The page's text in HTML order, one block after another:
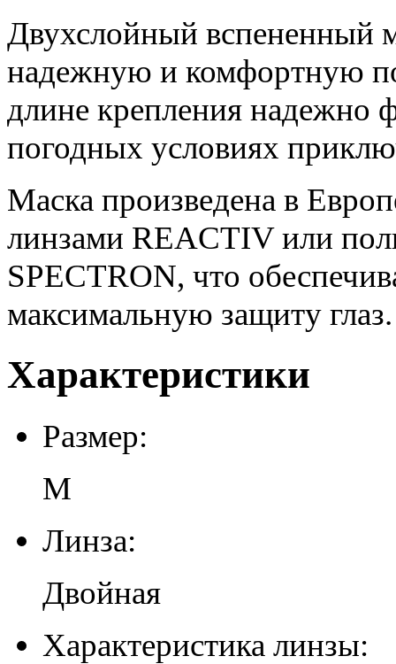
Двухслойный вспененный
надежную и комфортную
длине крепления надежно
погодных условиях
Маска произведена в
линзами REACTIV или
SPECTRON, что
максимальную защиту глаз.
Характеристики
Размер:
M
Линза:
Двойная
Характеристика линзы: